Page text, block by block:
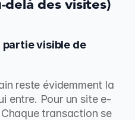
des visites)
partie visible de
reste évidemment la
entre. Pour un site e-
transaction se